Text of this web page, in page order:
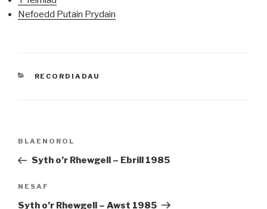
Nefoedd Putain Prydain
CATEGORÏAU
RECORDIADAU
Cofnod
Blaenorol
BLAENOROL
Syth o’r Rhewgell – Ebrill 1985
Cofnod
Nesaf
NESAF
Syth o’r Rhewgell – Awst 1985